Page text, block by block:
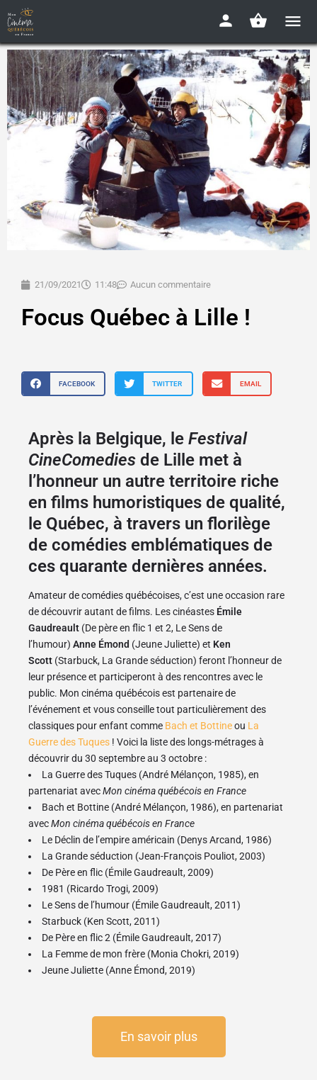
21/09/2021 11:48 Aucun commentaire
Focus Québec à Lille !
FACEBOOK TWITTER EMAIL
Après la Belgique, le Festival
CineComedies de Lille met à
l’honneur un autre territoire riche
en films humoristiques de qualité,
le Québec, à travers un florilège
de comédies emblématiques de
ces quarante dernières années.
Amateur de comédies québécoises, c’est une occasion rare
de découvrir autant de films. Les cinéastes Émile
Gaudreault (De père en flic 1 et 2, Le Sens de
l’humour) Anne Émond (Jeune Juliette) et Ken
Scott (Starbuck, La Grande séduction) feront l’honneur de
leur présence et participeront à des rencontres avec le
public. Mon cinéma québécois est partenaire de
l’événement et vous conseille tout particulièrement des
classiques pour enfant comme Bach et Bottineou La
Guerre des Tuques ! Voici la liste des longs-métrages à
découvrir du 30 septembre au 3 octobre :
La Guerre des Tuques (André Mélançon, 1985), en
partenariat avecMon cinéma québécois en France
Bach et Bottine (André Mélançon, 1986), en partenariat
avecMon cinéma québécois en France
Le Déclin de l’empire américain (Denys Arcand, 1986)
La Grande séduction (Jean-François Pouliot, 2003)
De Père en flic (Émile Gaudreault, 2009)
1981 (Ricardo Trogi, 2009)
Le Sens de l’humour (Émile Gaudreault, 2011)
Starbuck (Ken Scott, 2011)
De Père en flic 2 (Émile Gaudreault, 2017)
La Femme de mon frère (Monia Chokri, 2019)
Jeune Juliette (Anne Émond, 2019)
En savoir plus